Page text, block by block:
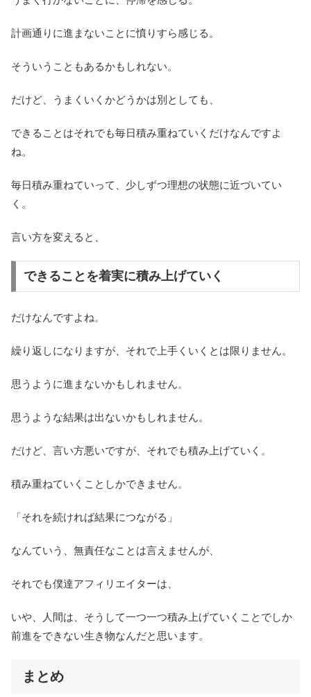
計画通りに進まないことに憤りすら感じる。
そういうこともあるかもしれない。
だけど、うまくいくかどうかは別としても、
できることはそれでも毎日積み重ねていくだけなんですよ
ね。
毎日積み重ねていって、少しずつ理想の状態に近づいてい
く。
言い方を変えると、
できることを着実に積み上げていく
だけなんですよね。
繰り返しになりますが、それで上手くいくとは限りません。
思うように進まないかもしれません。
思うような結果は出ないかもしれません。
だけど、言い方悪いですが、それでも積み上げていく。
積み重ねていくことしかできません。
「それを続ければ結果につながる」
なんていう、無責任なことは言えませんが、
それでも僕達アフィリエイターは、
いや、人間は、そうして一つ一つ積み上げていくことでしか
前進をできない生き物なんだと思います。
まとめ